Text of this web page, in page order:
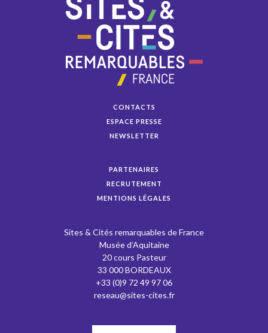
CONTACTS
ESPACE PRESSE
NEWSLETTER
PARTENAIRES
RECRUTEMENT
MENTIONS LÉGALES
Sites & Cités remarquables de France
Musée d’Aquitaine
20 cours Pasteur
33 000 BORDEAUX
+33 (0)9 72 49 97 06
reseau@sites-cites.fr